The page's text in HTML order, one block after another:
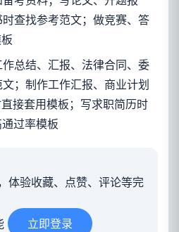
查找参考范文；做竞赛、答
总结、汇报、法律合同、委
；制作工作汇报、商业计划
接套用模板；写求职简历时
过率模板
体验收藏、点赞、评论等完
立即登录